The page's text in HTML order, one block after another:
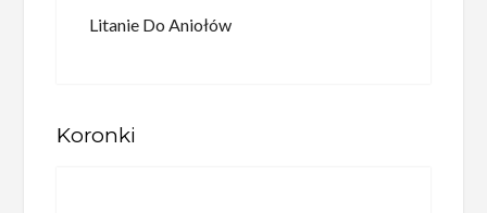
Litanie Do Aniołów
Koronki